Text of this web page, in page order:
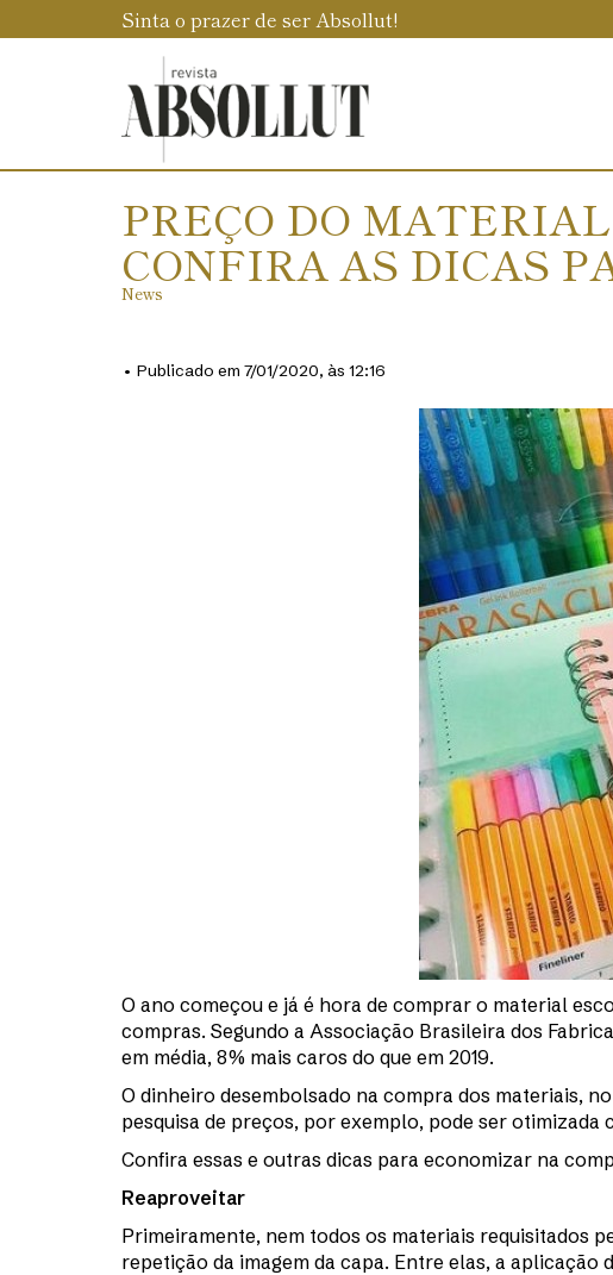
Sinta o prazer de ser Absollut!
PREÇO DO
CONFIRA AS DICAS
News
• Publicado em 7/01/2020, às 12:16
O ano começou e já é hora de comprar o material
compras. Segundo a Associação Brasileira dos
em média, 8% mais caros do que em 2019.
O dinheiro desembolsado na compra dos materiais,
pesquisa de preços, por exemplo, pode ser otimizada
Confira essas e outras dicas para economizar na
Reaproveitar
Primeiramente, nem todos os materiais requisitados
repetição da imagem da capa. Entre elas, a aplicação